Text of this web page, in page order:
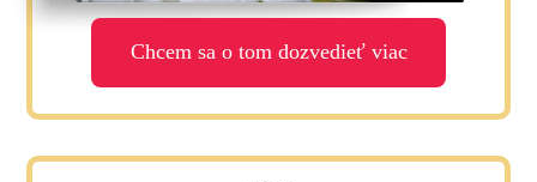
Chcem sa o tom dozvedieť viac